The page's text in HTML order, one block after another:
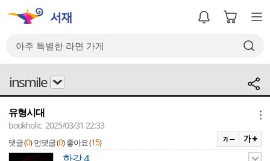
insmile
유형시대
bookholic 2025/03/31 22:33
댓글 (0) 먼댓글 (0) 좋아요 (15)